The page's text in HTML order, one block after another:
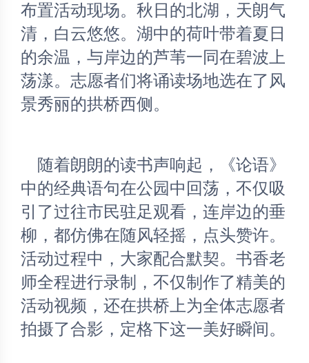
布置活动现场。秋日的北湖，天朗气
清，白云悠悠。湖中的荷叶带着夏日
的余温，与岸边的芦苇一同在碧波上
荡漾。志愿者们将诵读场地选在了风
景秀丽的拱桥西侧。
中的经典语句在公园中回荡，不仅吸
引了过往市民驻足观看，连岸边的垂
柳，都仿佛在随风轻摇，点头赞许。
活动过程中，大家配合默契。书香老
师全程进行录制，不仅制作了精美的
活动视频，还在拱桥上为全体志愿者
拍摄了合影，定格下这一美好瞬间。